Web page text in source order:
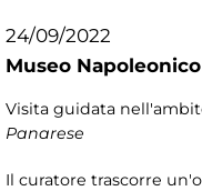
24/09/2022
Museo Napoleonico
Visita guidata
Panarese
Il curatore trascorre